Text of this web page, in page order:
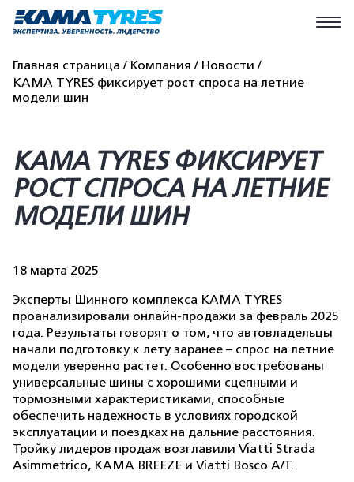
Главная страница Компания
Новости
KAMA TYRES фиксирует рост спроса на летние
модели шин
KAMA TYRES ФИКСИРУЕТ
РОСТ СПРОСА НА ЛЕТНИЕ
МОДЕЛИ ШИН
18 марта 2025
Эксперты Шинного комплекса KAMA TYRES
проанализировали онлайн-продажи за февраль 2025
года. Результаты говорят о том, что автовладельцы
начали подготовку к лету заранее – спрос на летние
модели уверенно растет. Особенно востребованы
универсальные шины с хорошими сцепными и
тормозными характеристиками, способные
обеспечить надежность в условиях городской
эксплуатации и поездках на дальние расстояния.
Тройку лидеров продаж возглавили Viatti Strada
Asimmetrico, KAMA BREEZE и Viatti Bosco A/T.